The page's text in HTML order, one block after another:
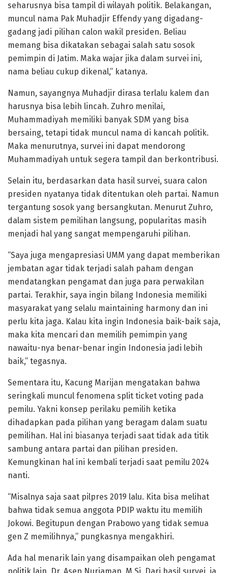
seharusnya bisa tampil di wilayah politik. Belakangan,
muncul nama Pak Muhadjir Effendy yang digadang-
gadang jadi pilihan calon wakil presiden. Beliau
memang bisa dikatakan sebagai salah satu sosok
pemimpin di Jatim. Maka wajar jika dalam survei ini,
nama beliau cukup dikenal,” katanya.
Namun, sayangnya Muhadjir dirasa terlalu kalem dan
harusnya bisa lebih lincah. Zuhro menilai,
Muhammadiyah memiliki banyak SDM yang bisa
bersaing, tetapi tidak muncul nama di kancah politik.
Maka menurutnya, survei ini dapat mendorong
Muhammadiyah untuk segera tampil dan berkontribusi.
Selain itu, berdasarkan data hasil survei, suara calon
presiden nyatanya tidak ditentukan oleh partai. Namun
tergantung sosok yang bersangkutan. Menurut Zuhro,
dalam sistem pemilihan langsung, popularitas masih
menjadi hal yang sangat mempengaruhi pilihan.
“Saya juga mengapresiasi UMM yang dapat memberikan
jembatan agar tidak terjadi salah paham dengan
mendatangkan pengamat dan juga para perwakilan
partai. Terakhir, saya ingin bilang Indonesia memiliki
masyarakat yang selalu maintaining harmony dan ini
perlu kita jaga. Kalau kita ingin Indonesia baik-baik saja,
maka kita mencari dan memilih pemimpin yang
nawaitu-nya benar-benar ingin Indonesia jadi lebih
baik,” tegasnya.
Sementara itu, Kacung Marijan mengatakan bahwa
seringkali muncul fenomena split ticket voting pada
pemilu. Yakni konsep perilaku pemilih ketika
dihadapkan pada pilihan yang beragam dalam suatu
pemilihan. Hal ini biasanya terjadi saat tidak ada titik
sambung antara partai dan pilihan presiden.
Kemungkinan hal ini kembali terjadi saat pemilu 2024
nanti.
“Misalnya saja saat pilpres 2019 lalu. Kita bisa melihat
bahwa tidak semua anggota PDIP waktu itu memilih
Jokowi. Begitupun dengan Prabowo yang tidak semua
gen Z memilihnya,” pungkasnya mengakhiri.
Ada hal menarik lain yang disampaikan oleh pengamat